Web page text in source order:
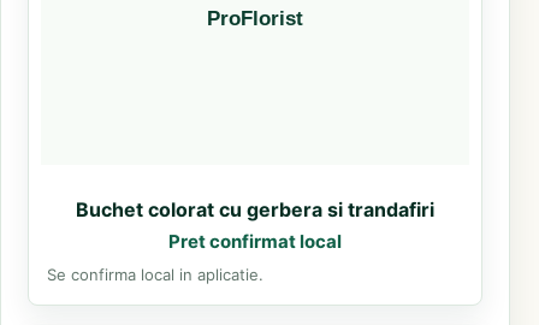
Buchet colorat cu gerbera si trandafiri
Pret confirmat local
Se confirma local in aplicatie.